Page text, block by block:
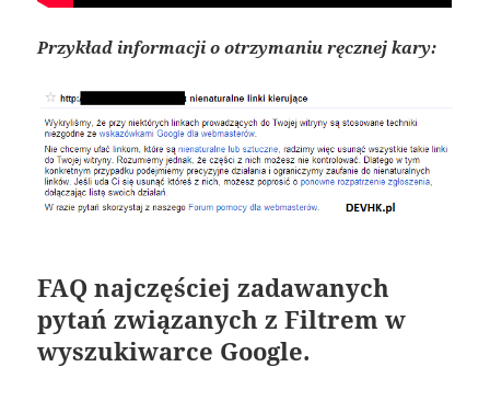
Przykład informacji o otrzymaniu ręcznej kary:
FAQ najczęściej zadawanych
pytań związanych z Filtrem w
wyszukiwarce Google.